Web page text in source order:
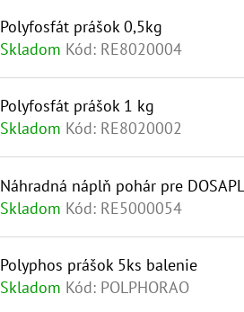
Polyfosfát prášok 0,5kg
Skladom Kód: RE8020004
Polyfosfát prášok 1 kg
Skladom Kód: RE8020002
Náhradná náplň pohár pre
Skladom Kód: RE5000054
Polyphos prášok 5ks balenie
Skladom Kód: POLPHORAO